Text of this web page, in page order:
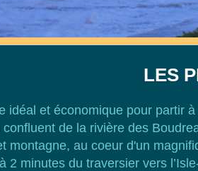
LES
idéal et économique pour partir
confluent de la rivière des
montagne, au coeur d'un
2 minutes du traversier vers